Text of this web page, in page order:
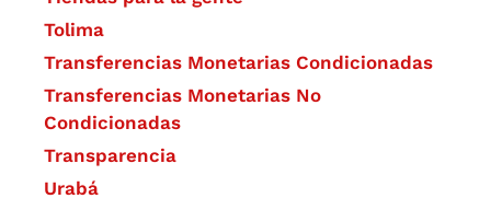
Tolima
Transferencias Monetarias Condicionadas
Transferencias Monetarias No
Condicionadas
Transparencia
Urabá